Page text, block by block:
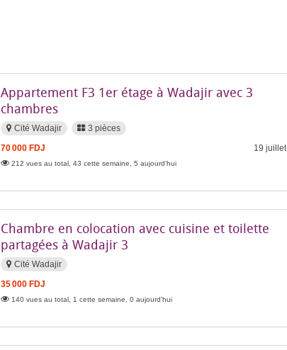
Appartement F3 1er étage à Wadajir avec 3
chambres
Cité Wadajir
3 pièces
70 000 FDJ
19 juillet
212 vues au total, 43 cette semaine, 5 aujourd'hui
Chambre en colocation avec cuisine et toilette
partagées à Wadajir 3
Cité Wadajir
35 000 FDJ
140 vues au total, 1 cette semaine, 0 aujourd'hui